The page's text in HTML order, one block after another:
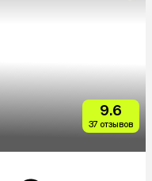
9.6
37 отзывов